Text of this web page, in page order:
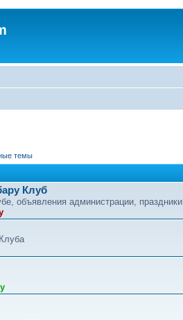
темы
Клуб
объявления администрации,